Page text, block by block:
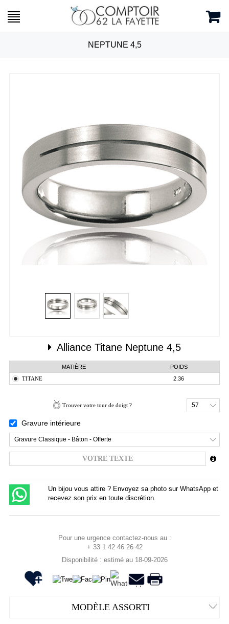
NEPTUNE 4,5
Alliance Titane Neptune 4,5
MATIÈRE
POIDS
TITANE
2.36
Trouver votre tour de doigt ? 57
Gravure intérieure
Gravure Classique - Bâton - Offerte
Un bijou vous attire ? Envoyez sa photo sur WhatsApp et
recevez son prix en toute discrétion.
Pour une urgence contactez-nous au :
+ 33 1 42 46 26 42
Disponibilité : estimé au 18-09-2026
MODÈLE ASSORTI